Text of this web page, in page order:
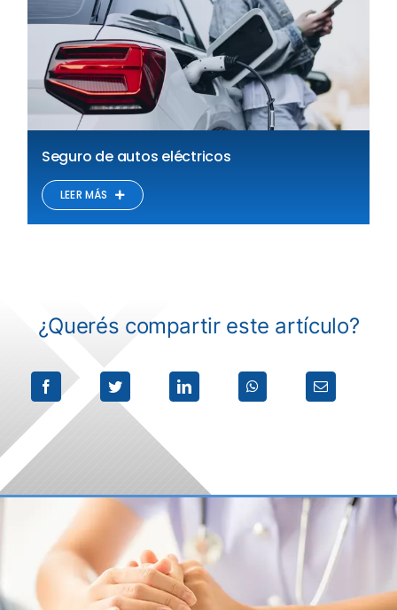
Seguro de autos eléctricos
LEER MÁS
¿Querés compartir este artículo?